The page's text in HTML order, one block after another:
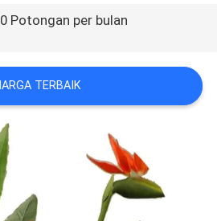
Potongan per bulan
TERBAIK